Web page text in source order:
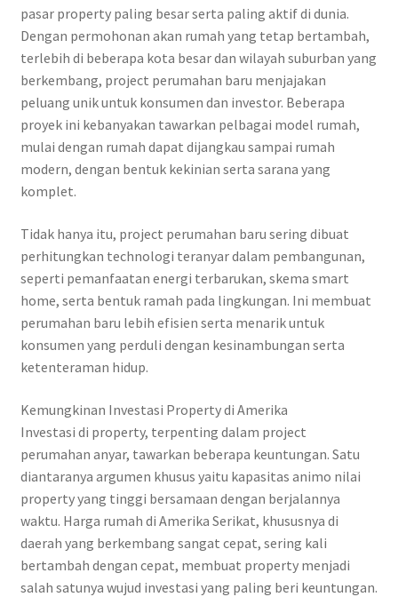
pasar property paling besar serta paling aktif di dunia.
Dengan permohonan akan rumah yang tetap bertambah,
terlebih di beberapa kota besar dan wilayah suburban yang
berkembang, project perumahan baru menjajakan
peluang unik untuk konsumen dan investor. Beberapa
proyek ini kebanyakan tawarkan pelbagai model rumah,
mulai dengan rumah dapat dijangkau sampai rumah
modern, dengan bentuk kekinian serta sarana yang
komplet.
Tidak hanya itu, project perumahan baru sering dibuat
perhitungkan technologi teranyar dalam pembangunan,
seperti pemanfaatan energi terbarukan, skema smart
home, serta bentuk ramah pada lingkungan. Ini membuat
perumahan baru lebih efisien serta menarik untuk
konsumen yang perduli dengan kesinambungan serta
ketenteraman hidup.
Kemungkinan Investasi Property di Amerika
Investasi di property, terpenting dalam project
perumahan anyar, tawarkan beberapa keuntungan. Satu
diantaranya argumen khusus yaitu kapasitas animo nilai
property yang tinggi bersamaan dengan berjalannya
waktu. Harga rumah di Amerika Serikat, khususnya di
daerah yang berkembang sangat cepat, sering kali
bertambah dengan cepat, membuat property menjadi
salah satunya wujud investasi yang paling beri keuntungan.